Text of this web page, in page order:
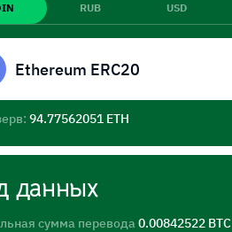
RUB USD
Ethereum ERC20
94.77562051 ETH
данных
сумма перевода0.00842522 BTC